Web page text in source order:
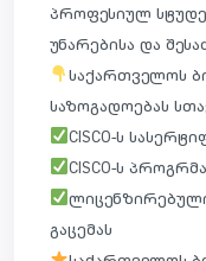
პროფესიულ
უნარებისა და
საქართველოს
საზოგადოებას
CISCO-ს
CISCO-ს
გაცემას